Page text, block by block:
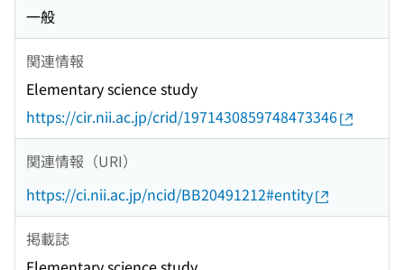
一般
関連情報
Elementary science study
https://cir.nii.ac.jp/crid/1971430859748473346
関連情報（URI）
https://ci.nii.ac.jp/ncid/BB20491212#entity
掲載誌